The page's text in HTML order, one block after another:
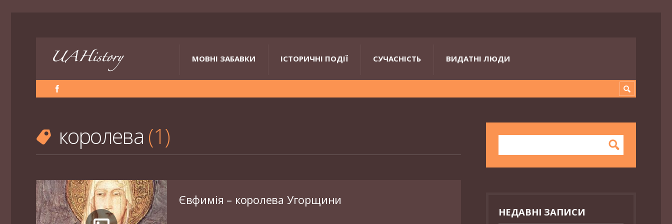
МОВНІ ЗАБАВКИ ІСТОРИЧНІ ПОДІЇ СУЧАСНІСТЬ ВИДАТНІ ЛЮДИ
королева 1
Євфимія – королева Угорщини
НЕДАВНІ ЗАПИСИ